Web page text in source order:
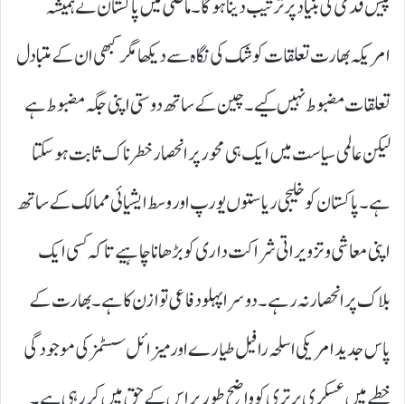
پیش قدمی کی بنیاد پر ترتیب دینا ہوگا۔ ماضی میں پاکستان نے ہمیشہ
امریکہ بھارت تعلقات کو شک کی نگاہ سے دیکھا مگر کبھی ان کے متبادل
تعلقات مضبوط نہیں کیے۔ چین کے ساتھ دوستی اپنی جگہ مضبوط ہے
لیکن عالمی سیاست میں ایک ہی محور پر انحصار خطرناک ثابت ہوسکتا
ہے۔ پاکستان کو خلیجی ریاستوں یورپ اور وسط ایشیائی ممالک کے ساتھ
اپنی معاشی و تزویراتی شراکت داری کو بڑھانا چاہیے تاکہ کسی ایک
بلاک پر انحصار نہ رہے۔دوسرا پہلو دفاعی توازن کا ہے۔ بھارت کے
پاس جدید امریکی اسلحہ رافیل طیارے اور میزائل سسٹمز کی موجودگی